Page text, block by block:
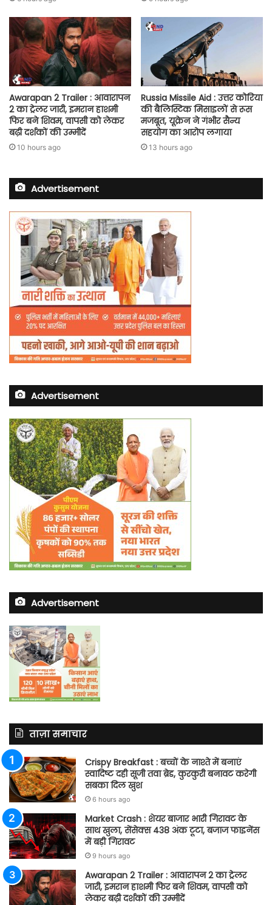
Awarapan 2 Trailer : आवारापन
2 का ट्रेलर जारी, इमरान हाशमी
फिर बने शिवम, वापसी को लेकर
बढ़ी दर्शकों की उम्मीदें
10 hours ago
Russia Missile Aid : उत्तर कोरिया
की बैलिस्टिक मिसाइलों से रूस
मजबूत, यूक्रेन ने गंभीर सैन्य
सहयोग का आरोप लगाया
13 hours ago
Advertisement
Advertisement
Advertisement
ताज़ा समाचार
Crispy Breakfast : बच्चों के नाश्ते में बनाएं
स्वादिष्ट दही सूजी तवा ब्रेड, कुरकुरी बनावट करेगी
सबका दिल खुश
6 hours ago
Market Crash : शेयर बाजार भारी गिरावट के
साथ खुला, सेंसेक्स 438 अंक टूटा, बजाज फाइनेंस
में बड़ी गिरावट
9 hours ago
Awarapan 2 Trailer : आवारापन 2 का ट्रेलर
जारी, इमरान हाशमी फिर बने शिवम, वापसी को
लेकर बढ़ी दर्शकों की उम्मीदें